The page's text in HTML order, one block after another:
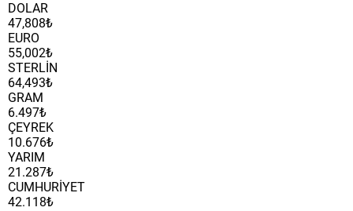
DOLAR
47,808₺
EURO
55,002₺
STERLİN
64,493₺
GRAM
6.497₺
ÇEYREK
10.676₺
YARIM
21.287₺
CUMHURİYET
42.118₺